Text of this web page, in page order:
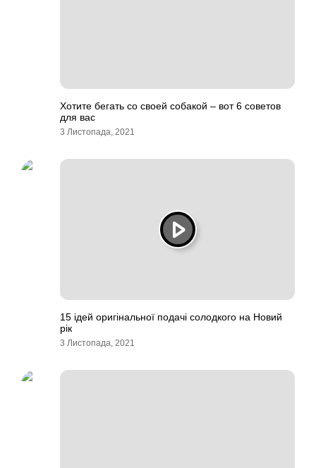
Хотите бегать со своей собакой – вот 6 советов
для вас
3 Листопада, 2021
15 ідей оригінальної подачі солодкого на Новий
рік
3 Листопада, 2021